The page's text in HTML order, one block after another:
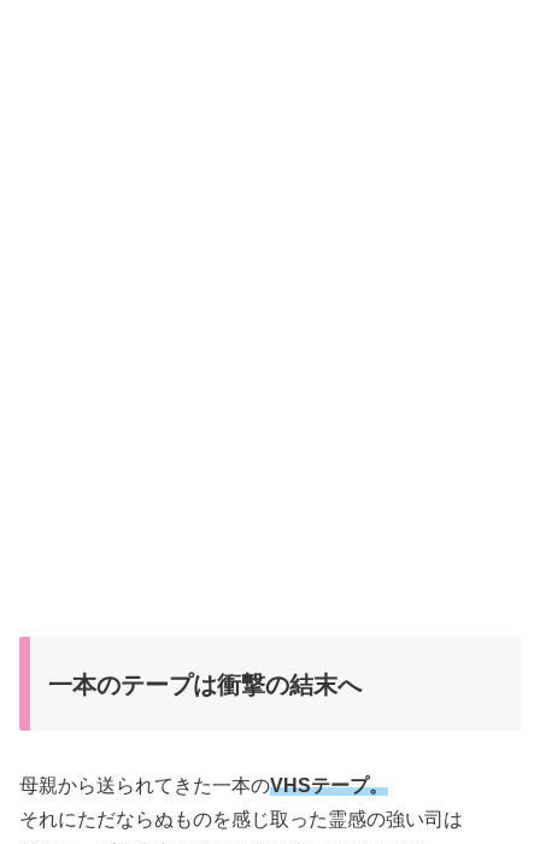
一本のテープは衝撃の結末へ
母親から送られてきた一本のVHSテープ。
それにただならぬものを感じ取った霊感の強い司は